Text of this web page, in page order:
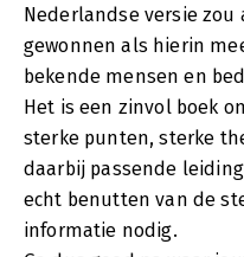
Nederlandse versie zou
gewonnen als hierin
bekende mensen en
Het is een zinvol boek
sterke punten, sterke
daarbij passende
echt benutten van de
informatie nodig.